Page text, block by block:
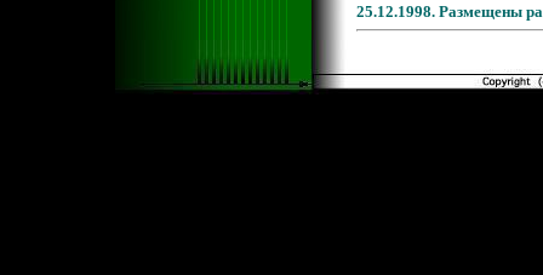
25.12.1998. Размещены